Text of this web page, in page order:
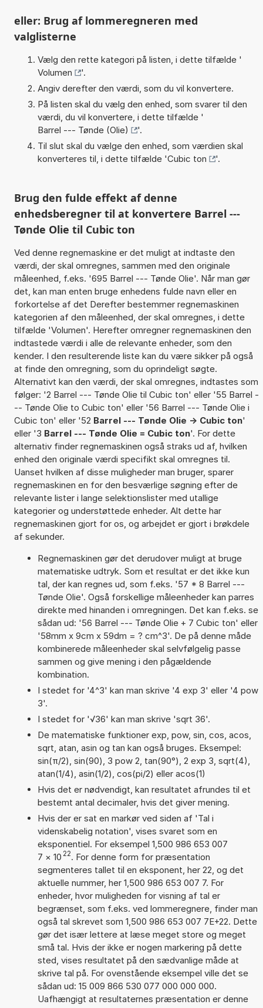
eller: Brug af lommeregneren med
valglisterne
Vælg den rette kategori på listen, i dette tilfælde '
Volumen
'.
Angiv derefter den værdi, som du vil konvertere.
På listen skal du vælg den enhed, som svarer til den
værdi, du vil konvertere, i dette tilfælde '
Barrel --- Tønde (Olie)
'.
Til slut skal du vælge den enhed, som værdien skal
konverteres til, i dette tilfælde 'Cubic ton '.
Brug den fulde effekt af denne
enhedsberegner til at konvertere Barrel ---
Tønde Olie til Cubic ton
Ved denne regnemaskine er det muligt at indtaste den
værdi, der skal omregnes, sammen med den originale
måleenhed, f.eks. '695 Barrel --- Tønde Olie'. Når man gør
det, kan man enten bruge enhedens fulde navn eller en
forkortelse af det Derefter bestemmer regnemaskinen
kategorien af den måleenhed, der skal omregnes, i dette
tilfælde 'Volumen'. Herefter omregner regnemaskinen den
indtastede værdi i alle de relevante enheder, som den
kender. I den resulterende liste kan du være sikker på også
at finde den omregning, som du oprindeligt søgte.
Alternativt kan den værdi, der skal omregnes, indtastes som
følger: '2 Barrel --- Tønde Olie til Cubic ton' eller '55 Barrel -
-- Tønde Olie to Cubic ton' eller '56 Barrel --- Tønde Olie i
Cubic ton' eller '52 Barrel --- Tønde Olie -> Cubic ton'
eller '3 Barrel --- Tønde Olie = Cubic ton'. For dette
alternativ finder regnemaskinen også straks ud af, hvilken
enhed den originale værdi specifikt skal omregnes til.
Uanset hvilken af disse muligheder man bruger, sparer
regnemaskinen en for den besværlige søgning efter de
relevante lister i lange selektionslister med utallige
kategorier og understøttede enheder. Alt dette har
regnemaskinen gjort for os, og arbejdet er gjort i brøkdele
af sekunder.
Regnemaskinen gør det derudover muligt at bruge
matematiske udtryk. Som et resultat er det ikke kun
tal, der kan regnes ud, som f.eks. '57 * 8 Barrel ---
Tønde Olie'. Også forskellige måleenheder kan parres
direkte med hinanden i omregningen. Det kan f.eks. se
sådan ud: '56 Barrel --- Tønde Olie + 7 Cubic ton' eller
'58mm x 9cm x 59dm = ? cm^3'. De på denne måde
kombinerede måleenheder skal selvfølgelig passe
sammen og give mening i den pågældende
kombination.
I stedet for '4^3' kan man skrive '4 exp 3' eller '4 pow
3'.
I stedet for '√36' kan man skrive 'sqrt 36'.
De matematiske funktioner exp, pow, sin, cos, acos,
sqrt, atan, asin og tan kan også bruges. Eksempel:
sin(π/2), sin(90), 3 pow 2, tan(90°), 2 exp 3, sqrt(4),
atan(1/4), asin(1/2), cos(pi/2) eller acos(1)
Hvis det er nødvendigt, kan resultatet afrundes til et
bestemt antal decimaler, hvis det giver mening.
Hvis der er sat en markør ved siden af 'Tal i
videnskabelig notation', vises svaret som en
eksponentiel. For eksempel 1,500 986 653 007
7 × 10 22. For denne form for præsentation
segmenteres tallet til en eksponent, her 22, og det
aktuelle nummer, her 1,500 986 653 007 7. For
enheder, hvor muligheden for visning af tal er
begrænset, som f.eks. ved lommeregnere, finder man
også tal skrevet som 1,500 986 653 007 7E+22. Dette
gør det især lettere at læse meget store og meget
små tal. Hvis der ikke er nogen markering på dette
sted, vises resultatet på den sædvanlige måde at
skrive tal på. For ovenstående eksempel ville det se
sådan ud: 15 009 866 530 077 000 000 000.
Uafhængigt at resultaternes præsentation er denne